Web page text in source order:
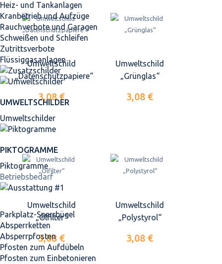
Heiz- und Tankanlagen
Kranbetrieb und Aufzüge
Rauchverbote und Garagen
Schweißen und Schleifen
Zutrittsverbote
Flüssiggasanlagen
UMWELTSCHILDER
Umweltschilder
PIKTOGRAMME
Piktogramme
Betriebsbedarf
Parkplatz-Sperrbügel
Absperrketten
Absperrpfosten
Pfosten zum Aufdübeln
Pfosten zum Einbetonieren
Umweltschild
„Datenschutzpapiere“
3,08 €
Umweltschild
„Grünglas“
3,08 €
Umweltschild
„Ölfilter“
3,08 €
Umweltschild
„Polystyrol“
3,08 €